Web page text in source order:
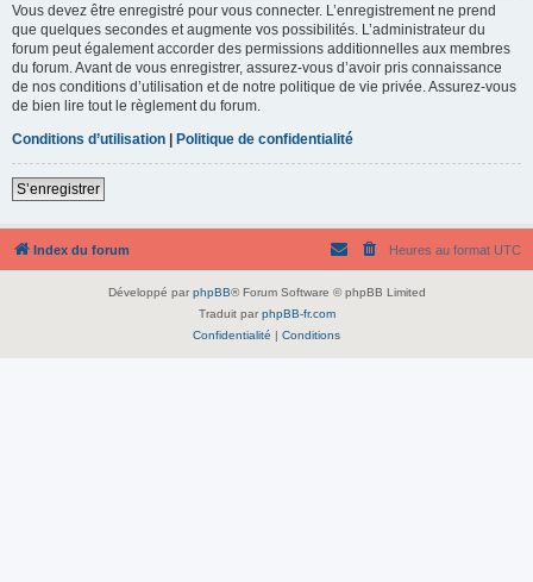
Vous devez être enregistré pour vous connecter. L’enregistrement ne prend
que quelques secondes et augmente vos possibilités. L’administrateur du
forum peut également accorder des permissions additionnelles aux membres
du forum. Avant de vous enregistrer, assurez-vous d’avoir pris connaissance
de nos conditions d’utilisation et de notre politique de vie privée. Assurez-vous
de bien lire tout le règlement du forum.
Conditions d’utilisation | Politique de confidentialité
S’enregistrer
Index du forum Heures au format UTC
Développé par phpBB® Forum Software © phpBB Limited
Traduit par phpBB-fr.com
Confidentialité | Conditions